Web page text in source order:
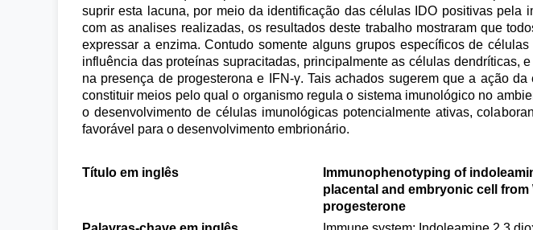
suprir esta lacuna, por meio da identificação das células IDO positivas pela
com as analises realizadas, os resultados deste trabalho mostraram que
expressar a enzima. Contudo somente alguns grupos específicos de
influência das proteínas supracitadas, principalmente as células dendríticas,
na presença de progesterona e IFN-γ. Tais achados sugerem que a ação
constituir meios pelo qual o organismo regula o sistema imunológico no
o desenvolvimento de células imunológicas potencialmente ativas,
favorável para o desenvolvimento embrionário.
Título em inglês
Immunophenotyping of
placental and embryonic cell
progesterone